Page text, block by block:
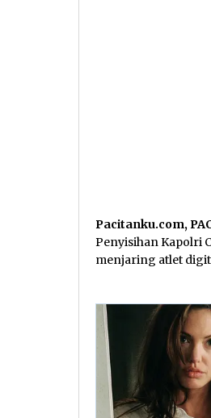
Pacitanku.com,
Penyisihan Kapolri
menjaring atlet